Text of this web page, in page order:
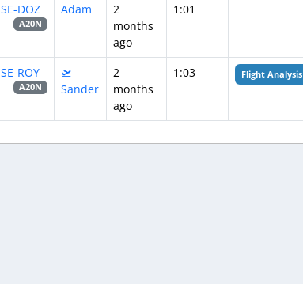
SE-DOZ
A20N
Adam
2
months
ago
1:01
SE-ROY
A20N
🛫
Sander
2
months
ago
1:03 Flight Analysis